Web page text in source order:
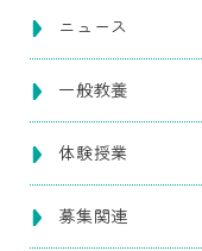
ニュース
一般教養
体験授業
募集関連